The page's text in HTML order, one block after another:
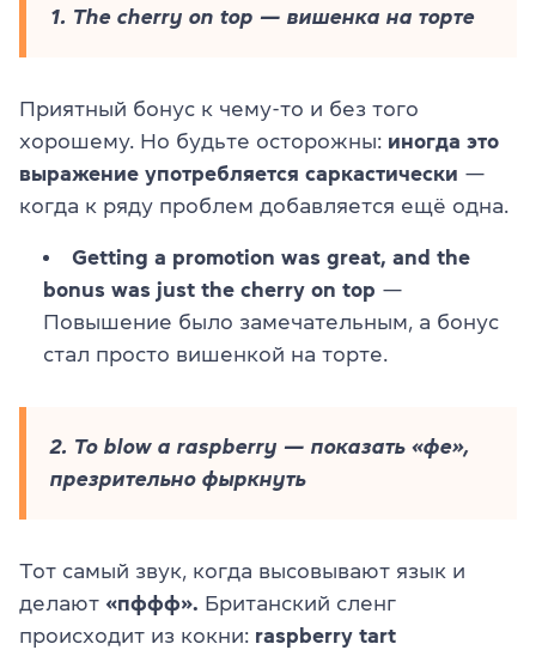
1. The cherry on top — вишенка на торте
Приятный бонус к чему-то и без того
хорошему. Но будьте осторожны: иногда это
выражение употребляется саркастически —
когда к ряду проблем добавляется ещё одна.
Getting a promotion was great, and the
bonus was just the cherry on top —
Повышение было замечательным, а бонус
стал просто вишенкой на торте.
2. To blow a raspberry — показать «фе»,
презрительно фыркнуть
Тот самый звук, когда высовывают язык и
делают «пффф». Британский сленг
происходит из кокни: raspberry tart